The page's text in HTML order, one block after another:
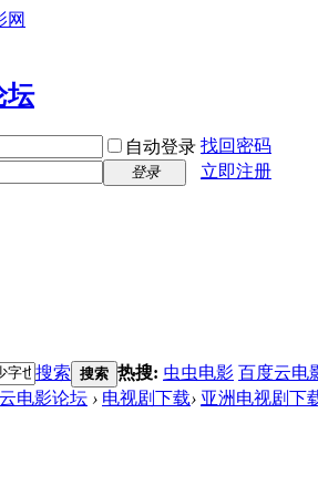
网
自动登录 找回密码
登录
立即注册
搜索 搜索 热搜: 虫虫电影 百度云电
电影论坛 › 电视剧下载› 亚洲电视剧下